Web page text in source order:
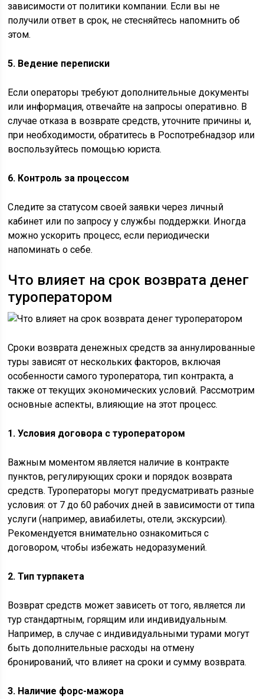
зависимости от политики компании. Если вы не
получили ответ в срок, не стесняйтесь напомнить об
этом.
5. Ведение переписки
Если операторы требуют дополнительные документы
или информация, отвечайте на запросы оперативно. В
случае отказа в возврате средств, уточните причины и,
при необходимости, обратитесь в Роспотребнадзор или
воспользуйтесь помощью юриста.
6. Контроль за процессом
Следите за статусом своей заявки через личный
кабинет или по запросу у службы поддержки. Иногда
можно ускорить процесс, если периодически
напоминать о себе.
Что влияет на срок возврата денег
туроператором
Сроки возврата денежных средств за аннулированные
туры зависят от нескольких факторов, включая
особенности самого туроператора, тип контракта, а
также от текущих экономических условий. Рассмотрим
основные аспекты, влияющие на этот процесс.
1. Условия договора с туроператором
Важным моментом является наличие в контракте
пунктов, регулирующих сроки и порядок возврата
средств. Туроператоры могут предусматривать разные
условия: от 7 до 60 рабочих дней в зависимости от типа
услуги (например, авиабилеты, отели, экскурсии).
Рекомендуется внимательно ознакомиться с
договором, чтобы избежать недоразумений.
2. Тип турпакета
Возврат средств может зависеть от того, является ли
тур стандартным, горящим или индивидуальным.
Например, в случае с индивидуальными турами могут
быть дополнительные расходы на отмену
бронирований, что влияет на сроки и сумму возврата.
3. Наличие форс-мажора